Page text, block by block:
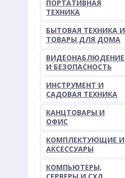
ПОРТАТИВНАЯ
ТЕХНИКА
БЫТОВАЯ ТЕХНИКА И
ТОВАРЫ ДЛЯ ДОМА
ВИДЕОНАБЛЮДЕНИЕ
И БЕЗОПАСНОСТЬ
ИНСТРУМЕНТ И
САДОВАЯ ТЕХНИКА
КАНЦТОВАРЫ И
ОФИС
КОМПЛЕКТУЮЩИЕ И
АКСЕССУАРЫ
КОМПЬЮТЕРЫ,